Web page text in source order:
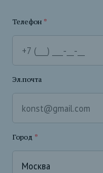
Телефон *
Эл.почта
Город *